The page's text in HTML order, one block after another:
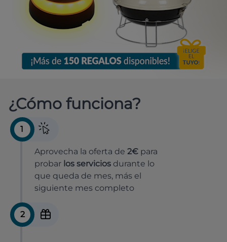
¿Cómo funciona?
1
Aprovecha la oferta de 2€ para
probar los servicios durante lo
que queda de mes, más el
siguiente mes completo
2